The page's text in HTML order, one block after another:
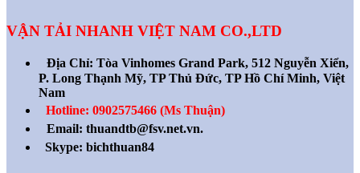
VẬN TẢI NHANH VIỆT NAM CO.,LTD
Địa Chỉ: Tòa Vinhomes Grand Park, 512 Nguyễn Xiển,
P. Long Thạnh Mỹ, TP Thủ Đức, TP Hồ Chí Minh, Việt
Nam
Hotline: 0902575466 (Ms Thuận)
Email: thuandtb@fsv.net.vn.
Skype: bichthuan84